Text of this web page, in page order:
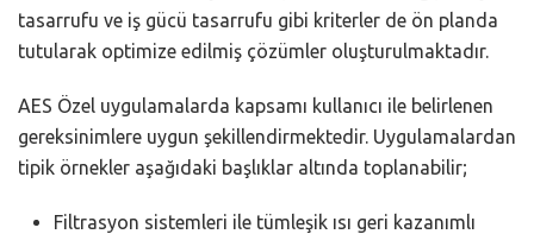
tasarrufu ve iş gücü tasarrufu gibi kriterler de ön planda
tutularak optimize edilmiş çözümler oluşturulmaktadır.
AES Özel uygulamalarda kapsamı kullanıcı ile belirlenen
gereksinimlere uygun şekillendirmektedir. Uygulamalardan
tipik örnekler aşağıdaki başlıklar altında toplanabilir;
Filtrasyon sistemleri ile tümleşik ısı geri kazanımlı